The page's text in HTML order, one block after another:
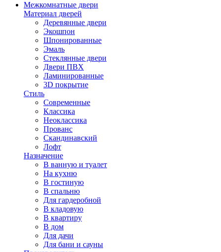
Межкомнатные двери
Материал дверей
Деревянные двери
Экошпон
Шпонированные
Эмаль
Стеклянные двери
Двери ПВХ
Ламинированные
3D покрытие
Стиль
Современные
Классика
Неоклассика
Прованс
Скандинавский
Лофт
Назначение
В ванную и туалет
На кухню
В гостиную
В спальню
Для гардеробной
В кладовую
В квартиру
В дом
Для дачи
Для бани и сауны